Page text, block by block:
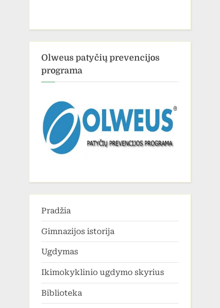
Olweus patyčių prevencijos
programa
Pradžia
Gimnazijos istorija
Ugdymas
Ikimokyklinio ugdymo skyrius
Biblioteka